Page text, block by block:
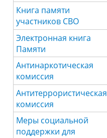
Книга памяти
участников СВО
Электронная книга
Памяти
Антинаркотическая
комиссия
Антитеррористическая
комиссия
Меры социальной
поддержки для